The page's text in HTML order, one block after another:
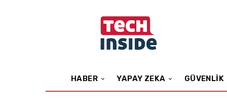
HABER YAPAY ZEKA GÜVENLIK